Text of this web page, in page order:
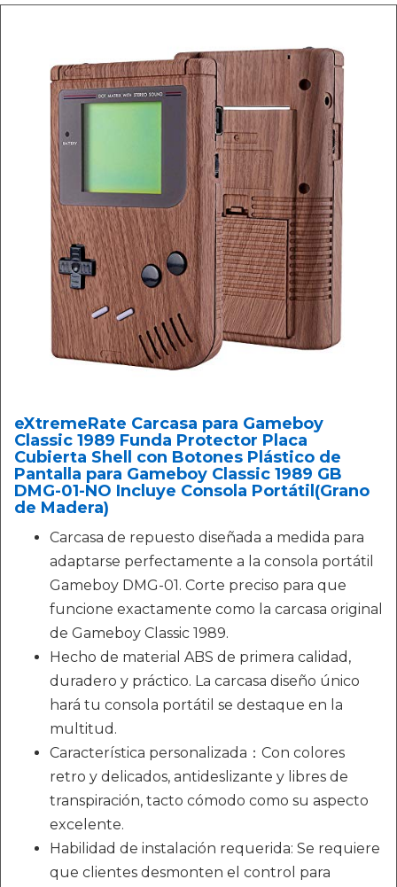
eXtremeRate Carcasa para Gameboy
Classic 1989 Funda Protector Placa
Cubierta Shell con Botones Plástico de
Pantalla para Gameboy Classic 1989 GB
DMG-01-NO Incluye Consola Portátil(Grano
de Madera)
Carcasa de repuesto diseñada a medida para
adaptarse perfectamente a la consola portátil
Gameboy DMG-01. Corte preciso para que
funcione exactamente como la carcasa original
de Gameboy Classic 1989.
Hecho de material ABS de primera calidad,
duradero y práctico. La carcasa diseño único
hará tu consola portátil se destaque en la
multitud.
Característica personalizada：Con colores
retro y delicados, antideslizante y libres de
transpiración, tacto cómodo como su aspecto
excelente.
Habilidad de instalación requerida: Se requiere
que clientes desmonten el control para